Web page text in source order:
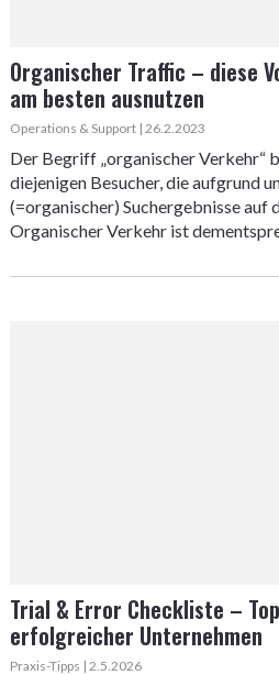
Organischer Traffic – diese
am besten ausnutzen
Operations & Support | 26.2.2023
Der Begriff „organischer Verkehr“
diejenigen Besucher, die aufgrund
(=organischer) Suchergebnisse auf
Organischer Verkehr ist
Trial & Error Checkliste –
erfolgreicher Unternehmen
Praxis-Tipps | 2.5.2026